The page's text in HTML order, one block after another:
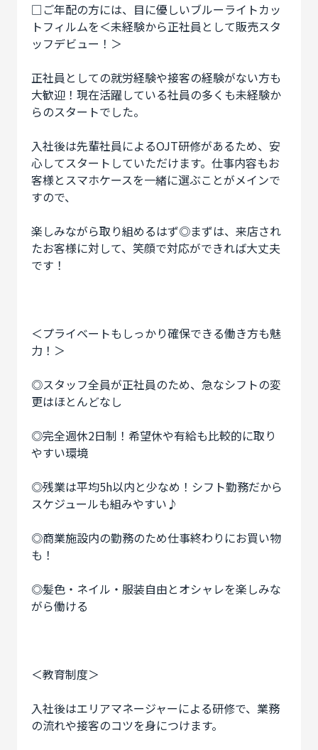
□ご年配の方には、目に優しいブルーライトカッ
トフィルムを＜未経験から正社員として販売スタ
ッフデビュー！＞
正社員としての就労経験や接客の経験がない方も
大歓迎！現在活躍している社員の多くも未経験か
らのスタートでした。
入社後は先輩社員によるOJT研修があるため、安
心してスタートしていただけます。仕事内容もお
客様とスマホケースを一緒に選ぶことがメインで
すので、
楽しみながら取り組めるはず◎まずは、来店され
たお客様に対して、笑顔で対応ができれば大丈夫
です！
＜プライベートもしっかり確保できる働き方も魅
力！＞
◎スタッフ全員が正社員のため、急なシフトの変
更はほとんどなし
◎完全週休2日制！希望休や有給も比較的に取り
やすい環境
◎残業は平均5h以内と少なめ！シフト勤務だから
スケジュールも組みやすい♪
◎商業施設内の勤務のため仕事終わりにお買い物
も！
◎髪色・ネイル・服装自由とオシャレを楽しみな
がら働ける
＜教育制度＞
入社後はエリアマネージャーによる研修で、業務
の流れや接客のコツを身につけます。